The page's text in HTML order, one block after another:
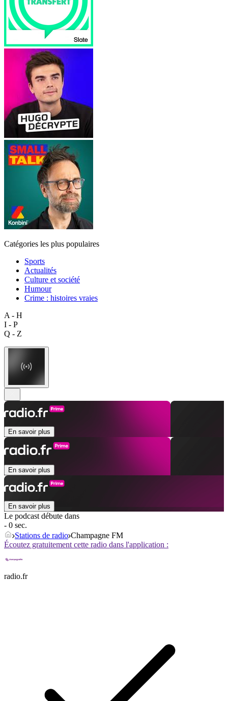
Catégories les plus populaires
Sports
Actualités
Culture et société
Humour
Crime : histoires vraies
A - H
I - P
Q - Z
En savoir plus
En savoir plus
En savoir plus
Le podcast débute dans
- 0 sec.
Stations de radio Champagne FM
Écoutez gratuitement cette radio dans l'application :
radio.fr